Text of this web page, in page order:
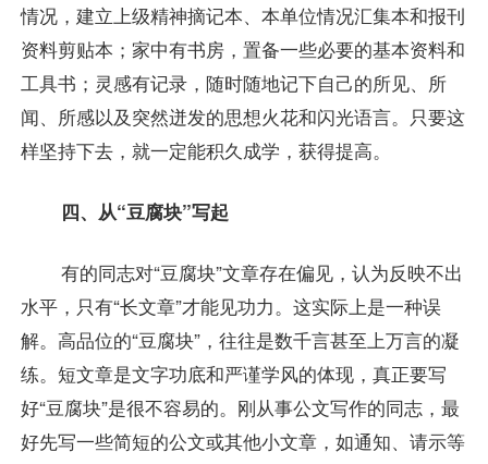
情况，建立上级精神摘记本、本单位情况汇集本和报刊
资料剪贴本；家中有书房，置备一些必要的基本资料和
工具书；灵感有记录，随时随地记下自己的所见、所
闻、所感以及突然迸发的思想火花和闪光语言。只要这
样坚持下去，就一定能积久成学，获得提高。
四、从“豆腐块”写起
有的同志对“豆腐块”文章存在偏见，认为反映不出
水平，只有“长文章”才能见功力。这实际上是一种误
解。高品位的“豆腐块”，往往是数千言甚至上万言的凝
练。短文章是文字功底和严谨学风的体现，真正要写
好“豆腐块”是很不容易的。刚从事公文写作的同志，最
好先写一些简短的公文或其他小文章，如通知、请示等